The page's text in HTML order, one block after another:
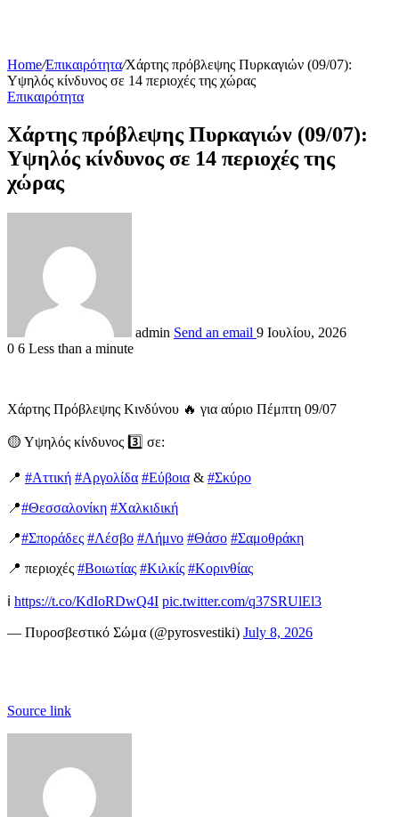
Home/Επικαιρότητα/Χάρτης πρόβλεψης Πυρκαγιών (09/07):
Υψηλός κίνδυνος σε 14 περιοχές της χώρας
Επικαιρότητα
Χάρτης πρόβλεψης Πυρκαγιών (09/07):
Υψηλός κίνδυνος σε 14 περιοχές της
χώρας
admin Send an email 9 Ιουλίου, 2026
0 6 Less than a minute
Χάρτης Πρόβλεψης Κινδύνου 🔥 για αύριο Πέμπτη 09/07
🟡 Υψηλός κίνδυνος 3️⃣ σε:
📍 #Αττική #Αργολίδα #Εύβοια & #Σκύρο
📍#Θεσσαλονίκη #Χαλκιδική
📍#Σποράδες #Λέσβο #Λήμνο #Θάσο #Σαμοθράκη
📍 περιοχές #Βοιωτίας #Κιλκίς #Κορινθίας
ℹ️ https://t.co/KdIoRDwQ4I pic.twitter.com/q37SRUlEl3
— Πυροσβεστικό Σώμα (@pyrosvestiki) July 8, 2026
Source link